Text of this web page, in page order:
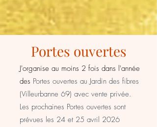
Portes ouvertes
J'organise au moins 2 fois dans l'année
des Portes ouvertes au Jardin des fibres
(Villeurbanne 69) avec vente privée.
Les prochaines Portes ouvertes sont
prévues les 24 et 25 avril 2026